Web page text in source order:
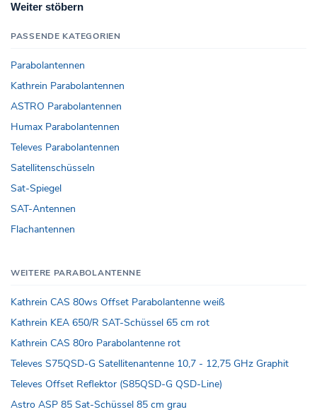
Weiter stöbern
PASSENDE KATEGORIEN
Parabolantennen
Kathrein Parabolantennen
ASTRO Parabolantennen
Humax Parabolantennen
Televes Parabolantennen
Satellitenschüsseln
Sat-Spiegel
SAT-Antennen
Flachantennen
WEITERE PARABOLANTENNE
Kathrein CAS 80ws Offset Parabolantenne weiß
Kathrein KEA 650/R SAT-Schüssel 65 cm rot
Kathrein CAS 80ro Parabolantenne rot
Televes S75QSD-G Satellitenantenne 10,7 - 12,75 GHz Graphit
Televes Offset Reflektor (S85QSD-G QSD-Line)
Astro ASP 85 Sat-Schüssel 85 cm grau